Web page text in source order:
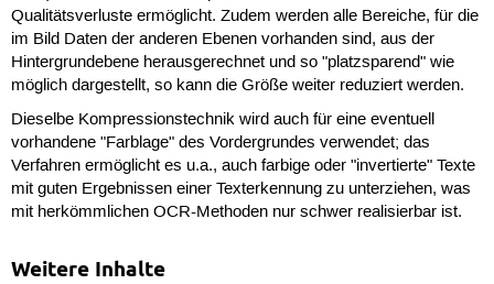
Qualitätsverluste ermöglicht. Zudem werden alle Bereiche, für die
im Bild Daten der anderen Ebenen vorhanden sind, aus der
Hintergrundebene herausgerechnet und so "platzsparend" wie
möglich dargestellt, so kann die Größe weiter reduziert werden.
Dieselbe Kompressionstechnik wird auch für eine eventuell
vorhandene "Farblage" des Vordergrundes verwendet; das
Verfahren ermöglicht es u.a., auch farbige oder "invertierte" Texte
mit guten Ergebnissen einer Texterkennung zu unterziehen, was
mit herkömmlichen OCR-Methoden nur schwer realisierbar ist.
Weitere Inhalte